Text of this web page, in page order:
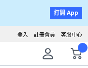
打開 App
客服中心
註冊會員
登入